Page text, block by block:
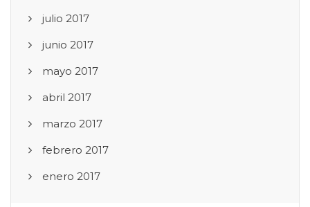
julio 2017
junio 2017
mayo 2017
abril 2017
marzo 2017
febrero 2017
enero 2017